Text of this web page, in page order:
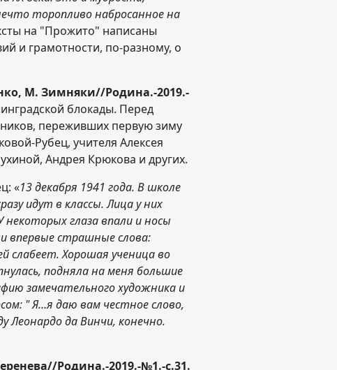
торопливо набросанное на
на "Прожито" написаны
и грамотности, по-разному, о
М. Зимняки//Родина.-2019.-
блокады. Перед
переживших первую зиму
Рубец, учителя Алексея
Андрея Крюкова и других.
«13 декабря 1941 года. В школе
идут в классы. Лица у них
глаза впали и носы
впервые страшные слова:
слабеет. Хорошая ученица во
подняла на меня большие
замечательного художника и
" Я…я даю вам честное слово,
Леонардо да Винчи, конечно.
Родина.-2019.-№1.-с.31.